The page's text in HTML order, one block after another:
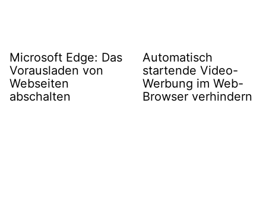
Microsoft Edge: Das
Vorausladen von
Webseiten
abschalten
Automatisch
startende Video-
Werbung im Web-
Browser verhindern